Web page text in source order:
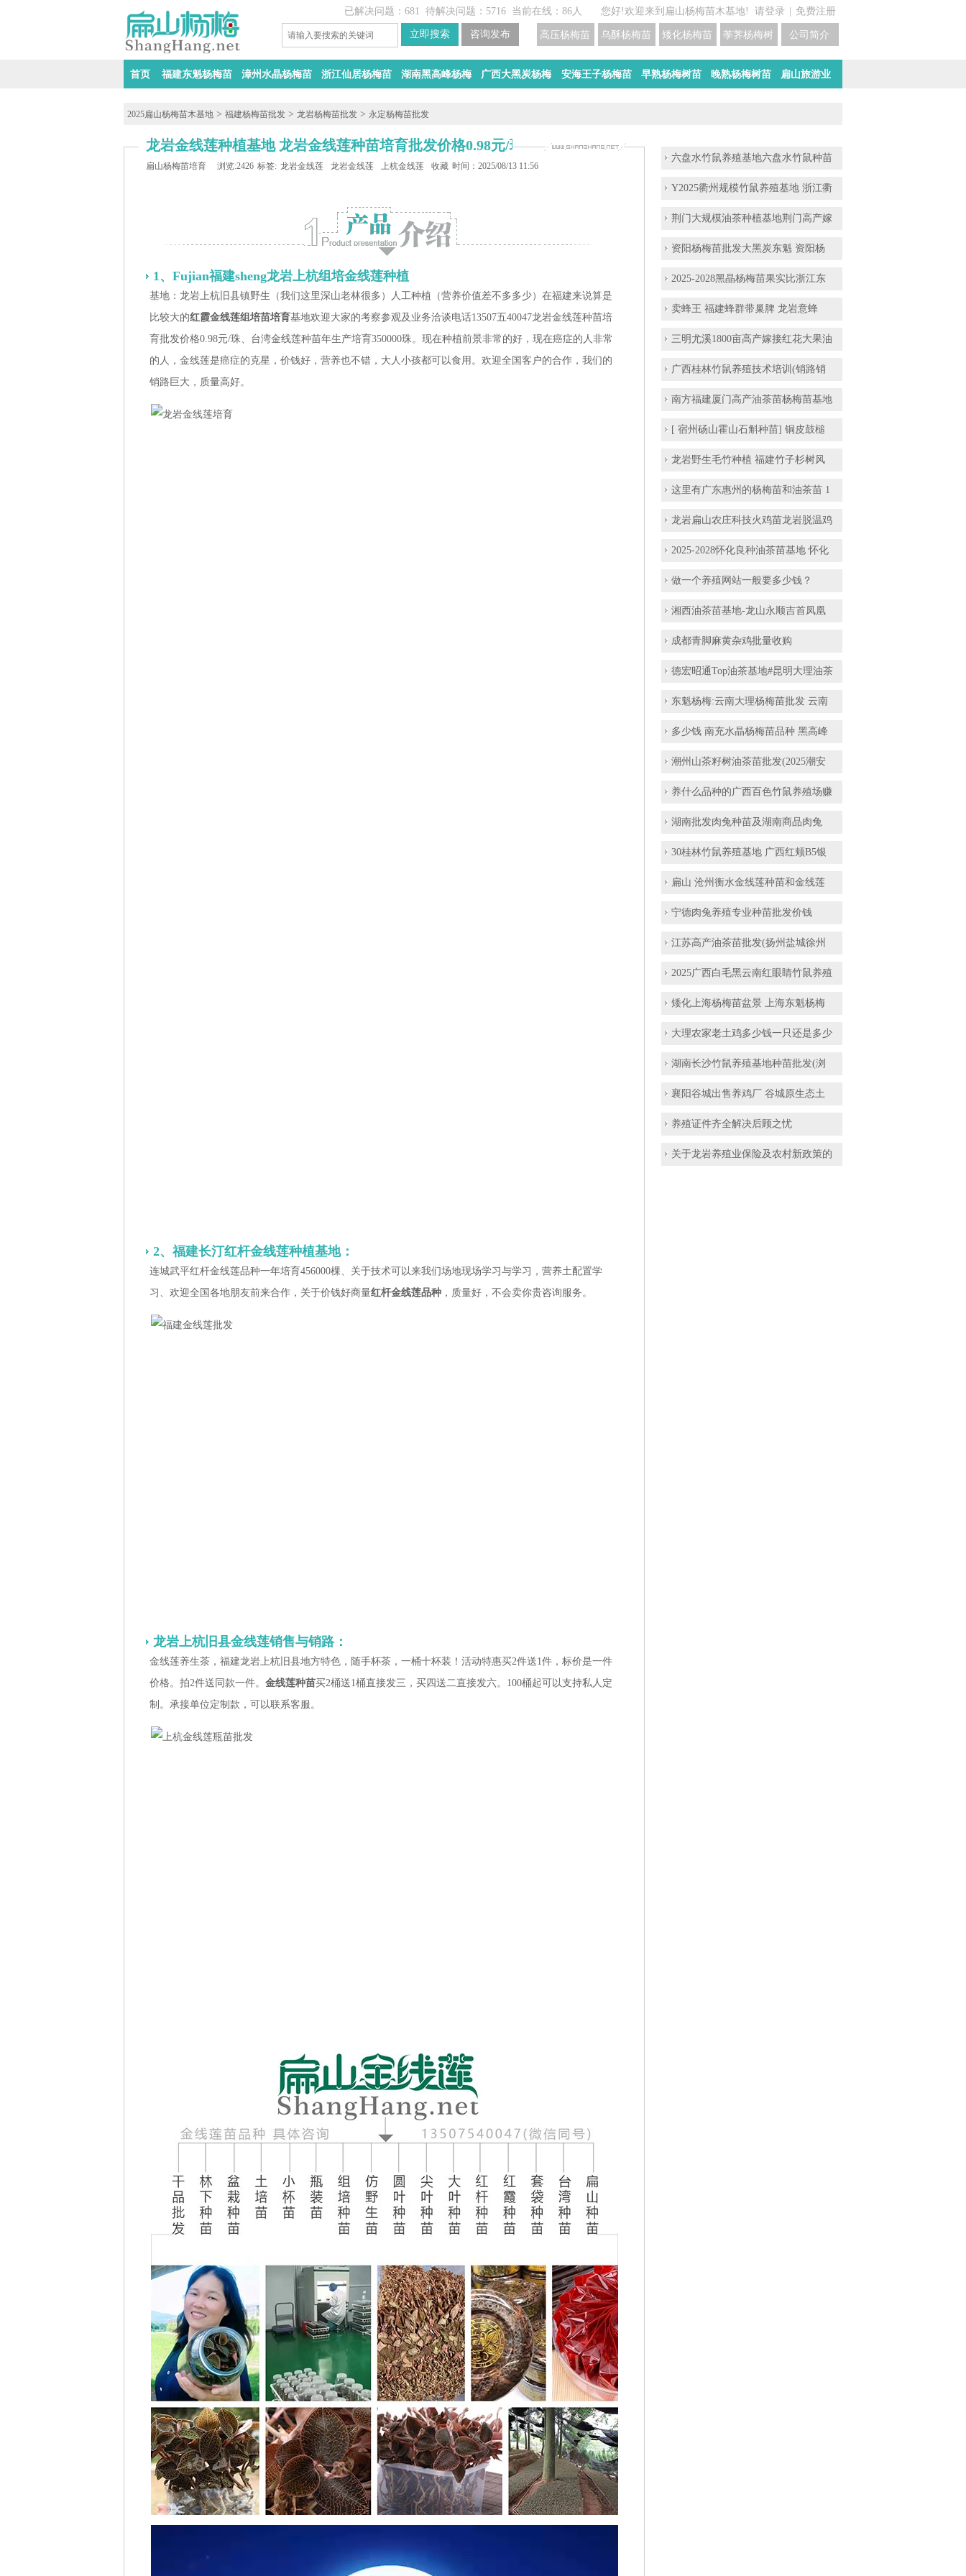
您好!欢迎来到扁山杨梅苗木基地! 请登录 免费注册
已解决问题：681 待解决问题：5716 当前在线：86人
公司简介
荸荠杨梅树苗培育
矮化杨梅苗价格
乌酥杨梅苗培育基地
高压杨梅苗
首页 福建东魁杨梅苗 漳州水晶杨梅苗 浙江仙居杨梅苗 湖南黑高峰杨梅 广西大黑炭杨梅 安海王子杨梅苗 早熟杨梅树苗 晚熟杨梅树苗 扁山旅游业
2025扁山杨梅苗木基地 > 福建杨梅苗批发 > 龙岩杨梅苗批发 > 永定杨梅苗批发
龙岩金线莲种植基地 龙岩金线莲种苗培育批发价格0.98元/珠
扁山杨梅苗培育 浏览:2426 标签: 龙岩金线莲种苗培育龙岩金线莲种苗批发上杭金线莲种植收藏 时间：2025/08/13 11:56
1、Fujian福建sheng龙岩上杭组培金线莲种植
基地：龙岩上杭旧县镇野生（我们这里深山老林很多）人工种植（营养价值差不多多少）在福建来说算是
比较大的红霞金线莲组培苗培育基地欢迎大家的考察参观及业务洽谈电话13507五40047龙岩金线莲种苗培
育批发价格0.98元/珠、台湾金线莲种苗年生产培育350000珠。现在种植前景非常的好，现在癌症的人非常
的人，金线莲是癌症的克星，价钱好，营养也不错，大人小孩都可以食用。欢迎全国客户的合作，我们的
销路巨大，质量高好。
2、福建长汀红杆金线莲种植基地：
连城武平红杆金线莲品种一年培育456000棵、关于技术可以来我们场地现场学习与学习，营养土配置学
习、欢迎全国各地朋友前来合作，关于价钱好商量红杆金线莲品种 ，质量好，不会卖你贵咨询服务。
龙岩上杭旧县金线莲销售与销路：
金线莲养生茶，福建龙岩上杭旧县地方特色，随手杯茶，一桶十杯装！活动特惠买2件送1件，标价是一件
价格。拍2件送同款一件。 金线莲种苗买2桶送1桶直接发三，买四送二直接发六。100桶起可以支持私人定
制。承接单位定制款，可以联系客服。
六盘水竹鼠养殖基地六盘水竹鼠种苗
Y2025衢州规模竹鼠养殖基地 浙江衢
荆门大规模油茶种植基地荆门高产嫁
资阳杨梅苗批发大黑炭东魁 资阳杨
2025-2028黑晶杨梅苗果实比浙江东
卖蜂王 福建蜂群带巢脾 龙岩意蜂
三明尤溪1800亩高产嫁接红花大果油
广西桂林竹鼠养殖技术培训(销路销
南方福建厦门高产油茶苗杨梅苗基地
[ 宿州砀山霍山石斛种苗] 铜皮鼓槌
龙岩野生毛竹种植 福建竹子杉树风
这里有广东惠州的杨梅苗和油茶苗 1
龙岩扁山农庄科技火鸡苗龙岩脱温鸡
2025-2028怀化良种油茶苗基地 怀化
做一个养殖网站一般要多少钱？
湘西油茶苗基地-龙山永顺吉首凤凰
成都青脚麻黄杂鸡批量收购
德宏昭通Top油茶基地#昆明大理油茶
东魁杨梅:云南大理杨梅苗批发 云南
多少钱 南充水晶杨梅苗品种 黑高峰
潮州山茶籽树油茶苗批发(2025潮安
养什么品种的广西百色竹鼠养殖场赚
湖南批发肉兔种苗及湖南商品肉兔
30桂林竹鼠养殖基地 广西红颊B5银
扁山 沧州衡水金线莲种苗和金线莲
宁德肉兔养殖专业种苗批发价钱
江苏高产油茶苗批发(扬州盐城徐州
2025广西白毛黑云南红眼睛竹鼠养殖
矮化上海杨梅苗盆景 上海东魁杨梅
大理农家老土鸡多少钱一只还是多少
湖南长沙竹鼠养殖基地种苗批发(浏
襄阳谷城出售养鸡厂 谷城原生态土
养殖证件齐全解决后顾之忧
关于龙岩养殖业保险及农村新政策的